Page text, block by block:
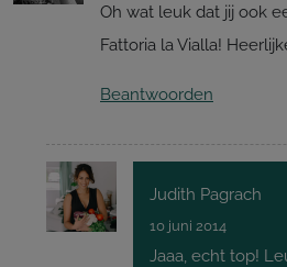
Oh wat leuk dat jij ook
Fattoria la Vialla!
Beantwoorden
Judith Pagrach
10 juni 2014
Jaaa, echt top!